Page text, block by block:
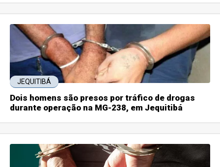
JEQUITIBÁ
Dois homens são presos por tráfico de drogas
durante operação na MG-238, em Jequitibá